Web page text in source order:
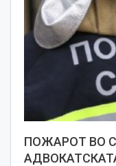
ПОЖАРОТ ВО